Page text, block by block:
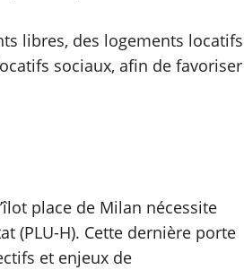
libres, des logements locatifs
sociaux, afin de favoriser
place de Milan nécessite
(PLU-H). Cette dernière porte
et enjeux de